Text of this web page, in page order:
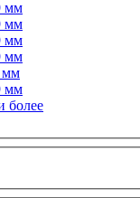
мм
мм
мм
мм
мм
мм
более